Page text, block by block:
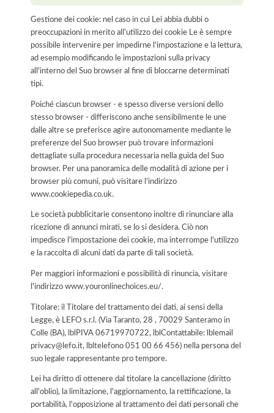
Gestione dei cookie: nel caso in cui Lei abbia dubbi o
preoccupazioni in merito all'utilizzo dei cookie Le è sempre
possibile intervenire per impedirne l'impostazione e la lettura,
ad esempio modificando le impostazioni sulla privacy
all'interno del Suo browser al fine di bloccarne determinati
tipi.
Poiché ciascun browser - e spesso diverse versioni dello
stesso browser - differiscono anche sensibilmente le une
dalle altre se preferisce agire autonomamente mediante le
preferenze del Suo browser può trovare informazioni
dettagliate sulla procedura necessaria nella guida del Suo
browser. Per una panoramica delle modalità di azione per i
browser più comuni, può visitare l'indirizzo
www.cookiepedia.co.uk.
Le società pubblicitarie consentono inoltre di rinunciare alla
ricezione di annunci mirati, se lo si desidera. Ciò non
impedisce l'impostazione dei cookie, ma interrompe l'utilizzo
e la raccolta di alcuni dati da parte di tali società.
Per maggiori informazioni e possibilità di rinuncia, visitare
l'indirizzo www.youronlinechoices.eu/.
Titolare: il Titolare del trattamento dei dati, ai sensi della
Legge, è LEFO s.r.l. (Via Taranto, 28 , 70029 Santeramo in
Colle (BA), lblPIVA 06719970722, lblContattabile: lblemail
privacy@lefo.it, lbltelefono 051 00 66 456) nella persona del
suo legale rappresentante pro tempore.
Lei ha diritto di ottenere dal titolare la cancellazione (diritto
all'oblio), la limitazione, l'aggiornamento, la rettificazione, la
portabilità, l'opposizione al trattamento dei dati personali che